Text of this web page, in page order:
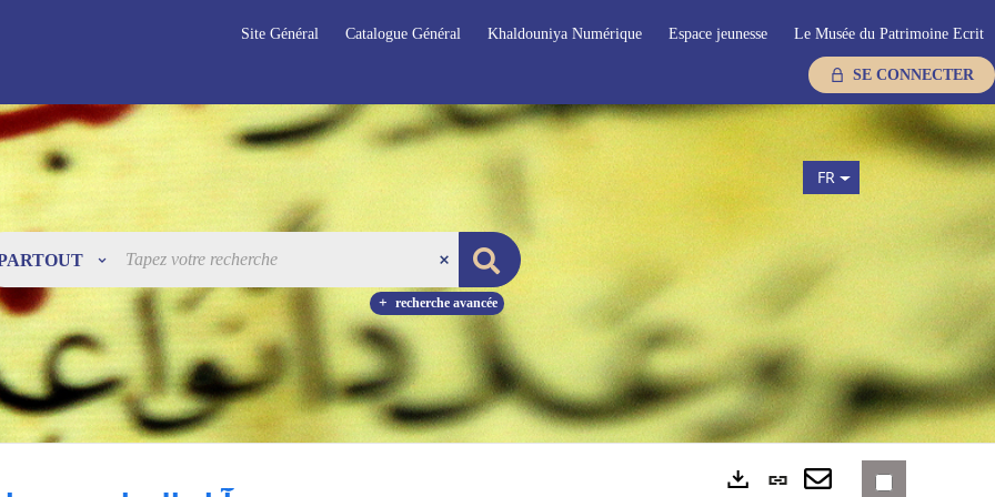
Site Général Catalogue Général Khaldouniya Numérique Espace jeunesse Le Musée du Patrimoine Ecrit
SE CONNECTER
recherche avancée
FR
Lien